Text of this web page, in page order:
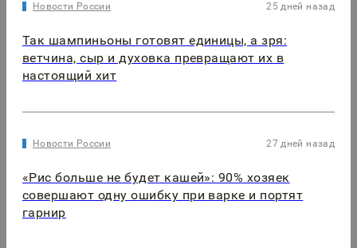
Новости России 25 дней назад
Так шампиньоны готовят единицы, а зря:
ветчина, сыр и духовка превращают их в
настоящий хит
Новости России 27 дней назад
«Рис больше не будет кашей»: 90% хозяек
совершают одну ошибку при варке и портят
гарнир